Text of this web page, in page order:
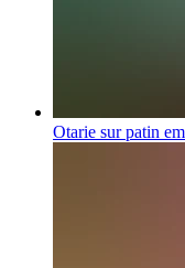
Otarie sur patin